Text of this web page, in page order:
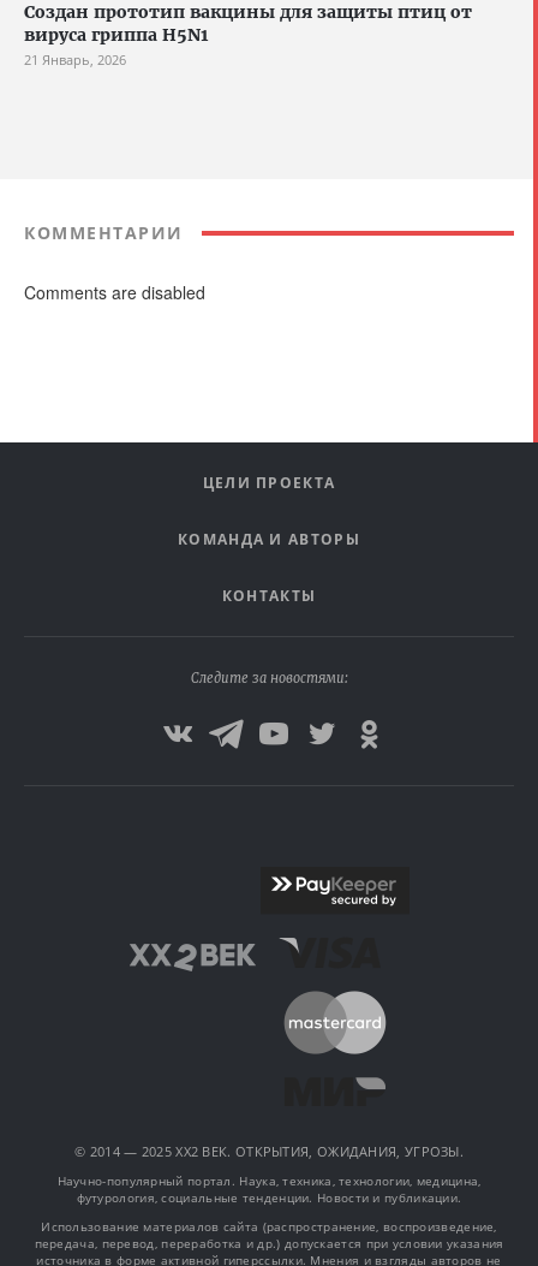
Создан прототип вакцины для защиты птиц от
вируса гриппа H5N1
21 Январь, 2026
КОММЕНТАРИИ
Comments are disabled
ЦЕЛИ ПРОЕКТА
КОМАНДА И АВТОРЫ
КОНТАКТЫ
Следите за новостями:
© 2014 — 2025 XX2 ВЕК. ОТКРЫТИЯ, ОЖИДАНИЯ, УГРОЗЫ.
Научно-популярный портал. Наука, техника, технологии, медицина,
футурология, социальные тенденции. Новости и публикации.
Использование материалов сайта (распространение, воспроизведение,
передача, перевод, переработка и др.) допускается при условии указания
источника в форме активной гиперссылки. Мнения и взгляды авторов не